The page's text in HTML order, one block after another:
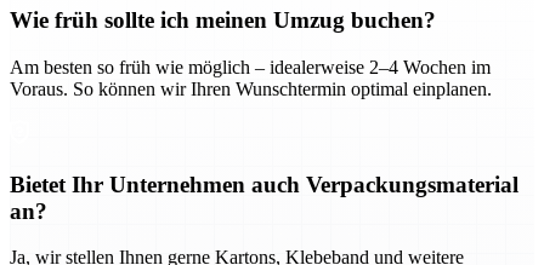
Wie früh sollte ich meinen Umzug buchen?
Am besten so früh wie möglich – idealerweise 2–4 Wochen im
Voraus. So können wir Ihren Wunschtermin optimal einplanen.
Bietet Ihr Unternehmen auch Verpackungsmaterial
an?
Ja, wir stellen Ihnen gerne Kartons, Klebeband und weitere